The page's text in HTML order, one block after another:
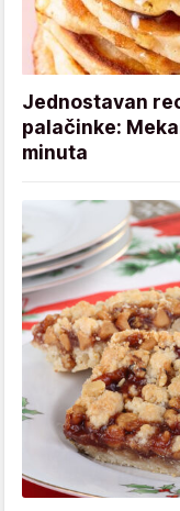
Jednostavan
palačinke:
minuta